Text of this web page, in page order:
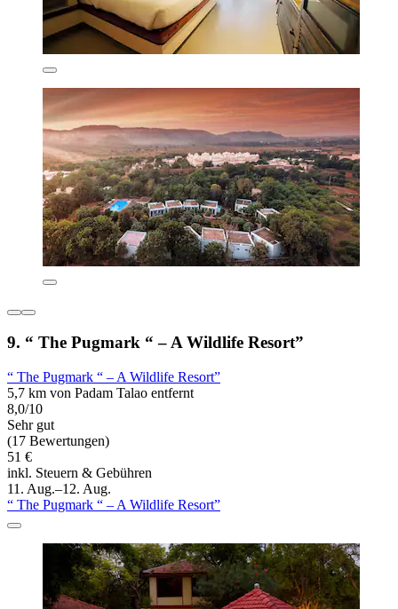
9. “ The Pugmark “ – A Wildlife Resort”
“ The Pugmark “ – A Wildlife Resort”
5,7 km von Padam Talao entfernt
8,0/10
Sehr gut
(17 Bewertungen)
51 €
inkl. Steuern & Gebühren
11. Aug.–12. Aug.
“ The Pugmark “ – A Wildlife Resort”